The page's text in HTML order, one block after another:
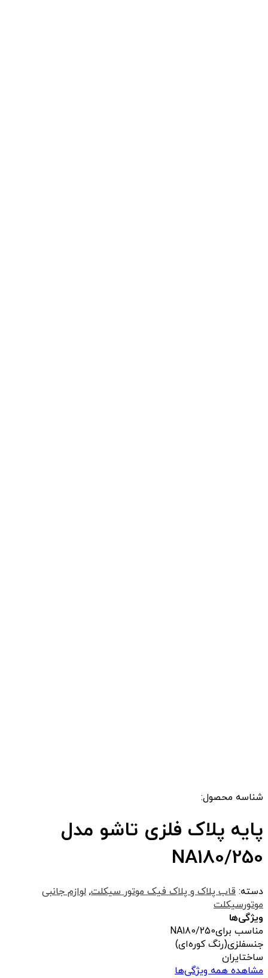
شناسه محصول:
پایه پلاک فلزی تاشو مدل
NA180/250
دسته: قاب پلاک و پلاک فیک موتور سیکلت, لوازم جانبی
موتورسیکلت
ویژگی‌ها
مناسب برایNA180/250
جنسفلزی(رنگ کوره‌ای)
ساختایران
مشاهده همه ویژگی‌ها